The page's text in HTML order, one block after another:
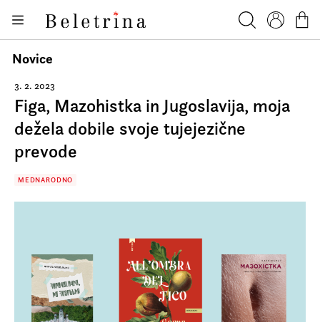
Beletrina
Knjige
Avtorji
Novice
Dogodki
O nas
Beletrinini projekti
Kontakt
Novice
3. 2. 2023
Figa, Mazohistka in Jugoslavija, moja
dežela dobile svoje tujejezične
prevode
MEDNARODNO